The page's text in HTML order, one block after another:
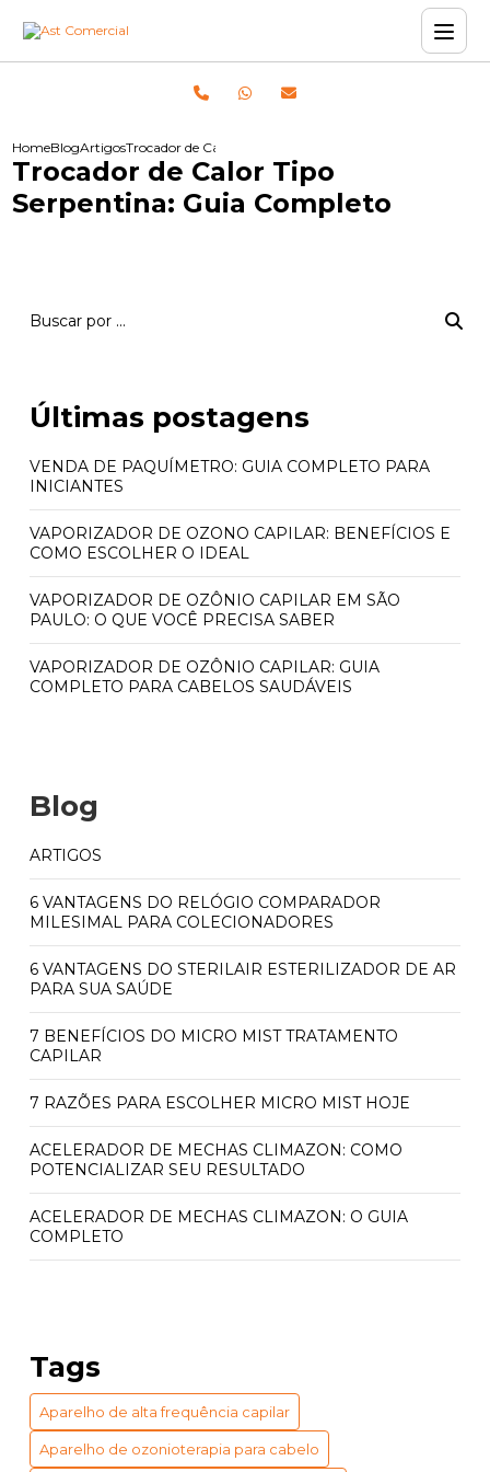
HomeBlogArtigosTrocador de Calor Tipo Serpentina: Guia Completo
Trocador de Calor Tipo
Serpentina: Guia Completo
Últimas postagens
VENDA DE PAQUÍMETRO: GUIA COMPLETO PARA
INICIANTES
VAPORIZADOR DE OZONO CAPILAR: BENEFÍCIOS E
COMO ESCOLHER O IDEAL
VAPORIZADOR DE OZÔNIO CAPILAR EM SÃO
PAULO: O QUE VOCÊ PRECISA SABER
VAPORIZADOR DE OZÔNIO CAPILAR: GUIA
COMPLETO PARA CABELOS SAUDÁVEIS
Blog
ARTIGOS
6 VANTAGENS DO RELÓGIO COMPARADOR
MILESIMAL PARA COLECIONADORES
6 VANTAGENS DO STERILAIR ESTERILIZADOR DE AR
PARA SUA SAÚDE
7 BENEFÍCIOS DO MICRO MIST TRATAMENTO
CAPILAR
7 RAZÕES PARA ESCOLHER MICRO MIST HOJE
ACELERADOR DE MECHAS CLIMAZON: COMO
POTENCIALIZAR SEU RESULTADO
ACELERADOR DE MECHAS CLIMAZON: O GUIA
COMPLETO
ACESSÍVEL
APARELHO DE VAPOR DE OZÔNIO PARA CABELO:
BENEFÍCIOS E USOS ESSENCIAIS
Tags
Aparelho de alta frequência capilar
Aparelho de ozonioterapia para cabelo